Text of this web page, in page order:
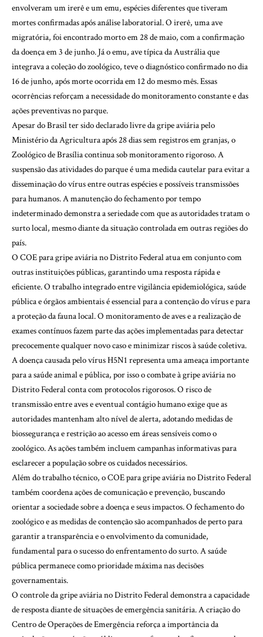
envolveram um irerê e um emu, espécies diferentes que tiveram
mortes confirmadas após análise laboratorial. O irerê, uma ave
migratória, foi encontrado morto em 28 de maio, com a confirmação
da doença em 3 de junho. Já o emu, ave típica da Austrália que
integrava a coleção do zoológico, teve o diagnóstico confirmado no dia
16 de junho, após morte ocorrida em 12 do mesmo mês. Essas
ocorrências reforçam a necessidade do monitoramento constante e das
ações preventivas no parque.
Apesar do Brasil ter sido declarado livre da gripe aviária pelo
Ministério da Agricultura após 28 dias sem registros em granjas, o
Zoológico de Brasília continua sob monitoramento rigoroso. A
suspensão das atividades do parque é uma medida cautelar para evitar a
disseminação do vírus entre outras espécies e possíveis transmissões
para humanos. A manutenção do fechamento por tempo
indeterminado demonstra a seriedade com que as autoridades tratam o
surto local, mesmo diante da situação controlada em outras regiões do
país.
O COE para gripe aviária no Distrito Federal atua em conjunto com
outras instituições públicas, garantindo uma resposta rápida e
eficiente. O trabalho integrado entre vigilância epidemiológica, saúde
pública e órgãos ambientais é essencial para a contenção do vírus e para
a proteção da fauna local. O monitoramento de aves e a realização de
exames contínuos fazem parte das ações implementadas para detectar
precocemente qualquer novo caso e minimizar riscos à saúde coletiva.
A doença causada pelo vírus H5N1 representa uma ameaça importante
para a saúde animal e pública, por isso o combate à gripe aviária no
Distrito Federal conta com protocolos rigorosos. O risco de
transmissão entre aves e eventual contágio humano exige que as
autoridades mantenham alto nível de alerta, adotando medidas de
biossegurança e restrição ao acesso em áreas sensíveis como o
zoológico. As ações também incluem campanhas informativas para
esclarecer a população sobre os cuidados necessários.
Além do trabalho técnico, o COE para gripe aviária no Distrito Federal
também coordena ações de comunicação e prevenção, buscando
orientar a sociedade sobre a doença e seus impactos. O fechamento do
zoológico e as medidas de contenção são acompanhados de perto para
garantir a transparência e o envolvimento da comunidade,
fundamental para o sucesso do enfrentamento do surto. A saúde
pública permanece como prioridade máxima nas decisões
governamentais.
O controle da gripe aviária no Distrito Federal demonstra a capacidade
de resposta diante de situações de emergência sanitária. A criação do
Centro de Operações de Emergência reforça a importância da